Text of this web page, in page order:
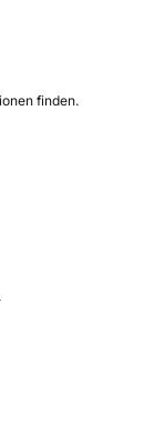
finden.